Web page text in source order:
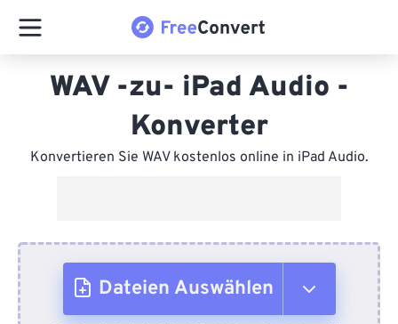
WAV -zu- iPad Audio -
Konverter
Konvertieren Sie WAV kostenlos online in iPad Audio.
Dateien Auswählen